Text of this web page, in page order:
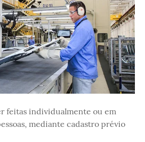
feitas individualmente ou em
mediante cadastro prévio